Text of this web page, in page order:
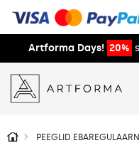
Artforma Days! 20%
PEEGLID